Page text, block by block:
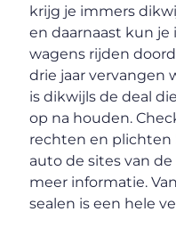
krijg je immers
en daarnaast kun
wagens rijden
drie jaar vervangen
is dikwijls de deal
op na houden.
rechten en plichten
auto de sites van
meer informatie.
sealen is een hele